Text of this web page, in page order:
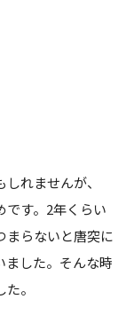
れませんが、
です。2年くらい
まらないと唐突に
ました。そんな時
。